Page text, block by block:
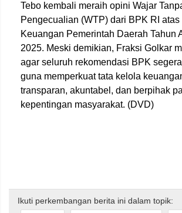
Tebo kembali meraih opini Wajar
Pengecualian (WTP) dari BPK RI atas
Keuangan Pemerintah Daerah Tahun
2025. Meski demikian, Fraksi Golkar
agar seluruh rekomendasi BPK
guna memperkuat tata kelola
transparan, akuntabel, dan berpihak
kepentingan masyarakat. (DVD)
Ikuti perkembangan berita ini dalam topik: